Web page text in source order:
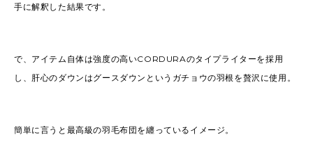
手に解釈した結果です。
で、アイテム自体は強度の高いCORDURAのタイプライターを採用
し、肝心のダウンはグースダウンというガチョウの羽根を贅沢に使用。
簡単に言うと最高級の羽毛布団を纏っているイメージ。